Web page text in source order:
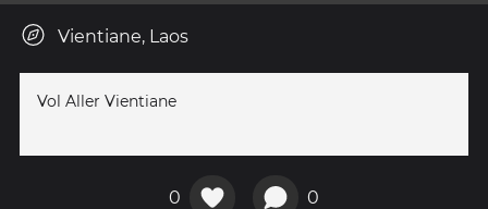
Vientiane, Laos
Vol Aller Vientiane
0 0